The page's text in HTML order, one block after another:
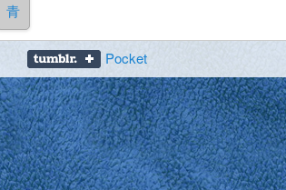
青
Pocket